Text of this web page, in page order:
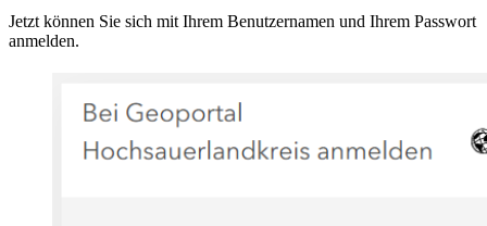
Jetzt können Sie sich mit Ihrem Benutzernamen und Ihrem Passwort
anmelden.